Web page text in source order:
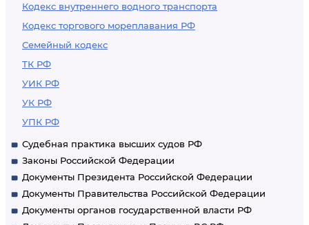
Кодекс внутреннего водного транспорта
Кодекс торгового мореплавания РФ
Семейный кодекс
ТК РФ
УИК РФ
УК РФ
УПК РФ
Судебная практика высших судов РФ
Законы Российской Федерации
Документы Президента Российской Федерации
Документы Правительства Российской Федерации
Документы органов государственной власти РФ